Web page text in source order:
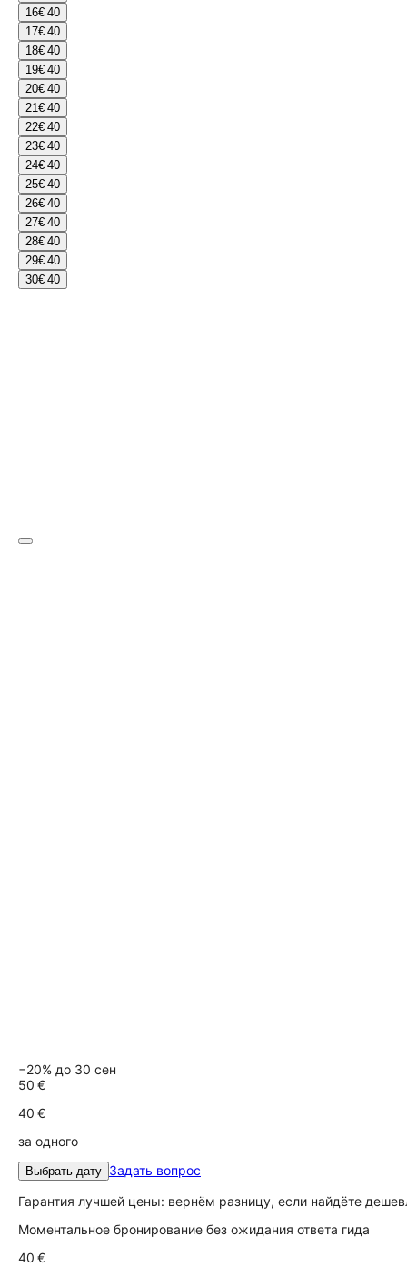
16€ 40
17€ 40
18€ 40
19€ 40
20€ 40
21€ 40
22€ 40
23€ 40
24€ 40
25€ 40
26€ 40
27€ 40
28€ 40
29€ 40
30€ 40
−20% до 30 сен
50 €
40 €
за одного
Выбрать дату Задать вопрос
Гарантия лучшей цены: вернём разницу, если найдёте
Моментальное бронирование без ожидания ответа гида
40 €